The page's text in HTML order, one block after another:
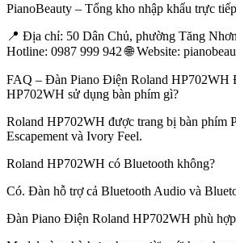
PianoBeauty – Tổng kho nhập khẩu trực
📍 Địa chỉ: 50 Dân Chủ, phường Tăng
Hotline: 0987 999 942 🌐 Website:
FAQ – Đàn Piano Điện Roland HP702WH
HP702WH sử dụng bàn phím gì?
Roland HP702WH được trang bị bàn phím
Escapement và Ivory Feel.
Roland HP702WH có Bluetooth không?
Có. Đàn hỗ trợ cả Bluetooth Audio và
Đàn Piano Điện Roland HP702WH phù